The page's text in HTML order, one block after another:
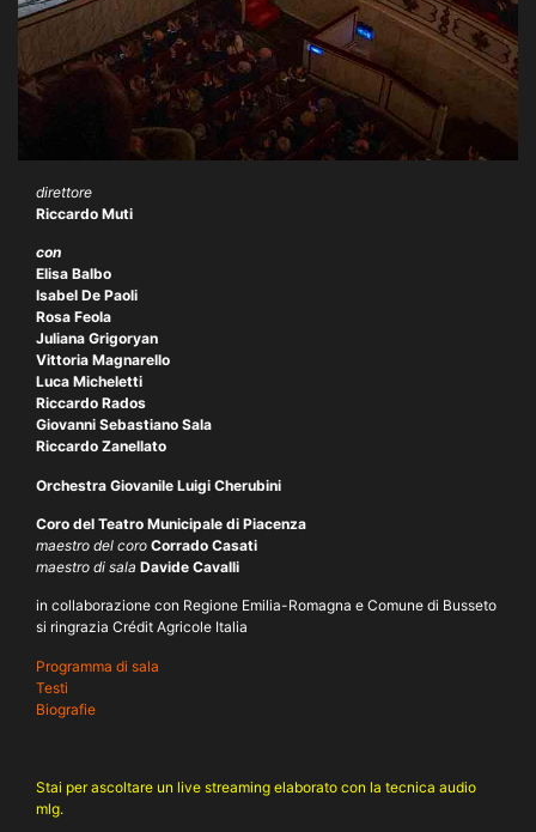
direttore
Riccardo Muti
con
Elisa Balbo
Isabel De Paoli
Rosa Feola
Juliana Grigoryan
Vittoria Magnarello
Luca Micheletti
Riccardo Rados
Giovanni Sebastiano Sala
Riccardo Zanellato
Orchestra Giovanile Luigi Cherubini
Coro del Teatro Municipale di Piacenza
maestro del coro Corrado Casati
maestro di sala Davide Cavalli
in collaborazione con Regione Emilia-Romagna e Comune di Busseto
si ringrazia Crédit Agricole Italia
Programma di sala
Testi
Biografie
Stai per ascoltare un live streaming elaborato con la tecnica audio
mlg.